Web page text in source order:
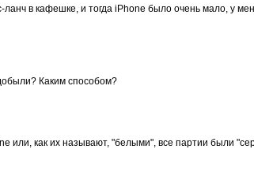
в кафешке, и тогда iPhone было очень мало, у
Каким способом?
или, как их называют, "белыми", все партии были